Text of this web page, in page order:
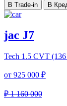
В Trade-in В
jac J7
Tech 1.5 CVT
от 925 000 ₽
₽ 1 160 000